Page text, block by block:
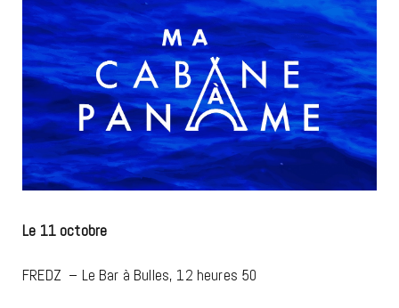
Le 11 octobre
FREDZ – Le Bar à Bulles, 12 heures 50